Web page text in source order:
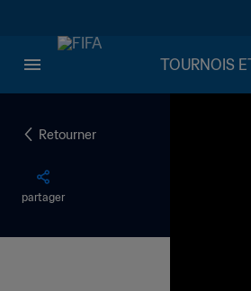
TOURNOIS
Retourner
partager